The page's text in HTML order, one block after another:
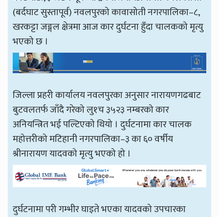
(बर्दघाट सुस्तापूर्व) नवलपुरको कावासोती नगरपालिका–८,
खरकट्टा जङ्गल क्षेत्रमा आज कार दुर्घटना हुँदा चालकको मृत्यु
भएको छ ।
जिल्ला प्रहरी कार्यालय नवलपुरका अनुसार नारायणगढबाट
बुटवलतर्फ जाँदै गरेको लु१च ३५२३ नम्बरको कार
अनियन्त्रित भई पल्टिएको थियो । दुर्घटनामा कार चालक
महोत्तरीको मटिहानी नगरपालिका–३ का ६० वर्षीय
श्रीनारायण यादवको मृत्यु भएको हो ।
दुर्घटनामा परी गम्भीर घाइते भएका यादवको उपचारका